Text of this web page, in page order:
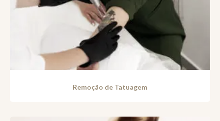
Remoção de Tatuagem